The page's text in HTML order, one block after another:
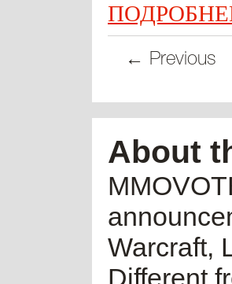
← Previous
About
Warcraft,
Different